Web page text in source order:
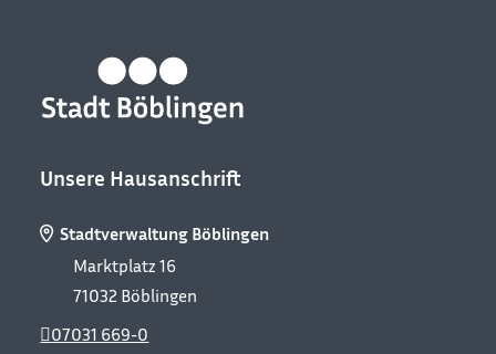
Unsere Hausanschrift
Stadtverwaltung Böblingen
Marktplatz 16
71032 Böblingen
07031 669-0